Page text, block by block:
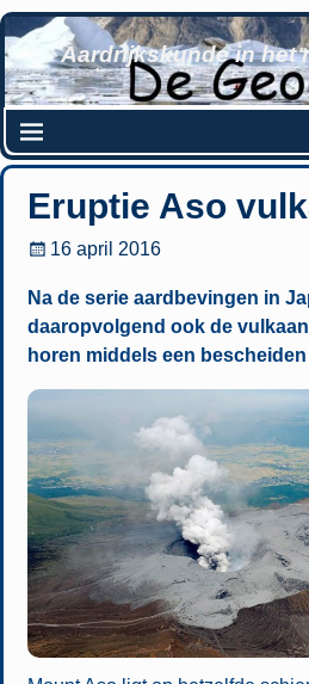
Aardrijkskunde in het
Eruptie Aso
16 april 2016
Na de serie aardbevingen in
daaropvolgend ook de
horen middels een